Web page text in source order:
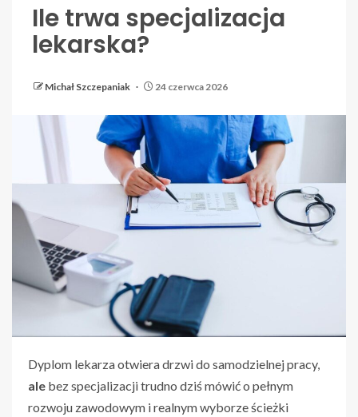
Ile trwa specjalizacja
lekarska?
Michał Szczepaniak 24 czerwca 2026
Dyplom lekarza otwiera drzwi do samodzielnej pracy,
ale bez specjalizacji trudno dziś mówić o pełnym
rozwoju zawodowym i realnym wyborze ścieżki